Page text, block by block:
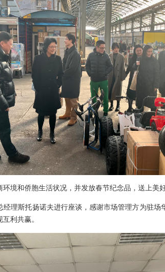
境和侨胞生活状况，并发放春节纪念品，送上美
斯托扬诺夫进行座谈，感谢市场管理方为驻场
利共赢。